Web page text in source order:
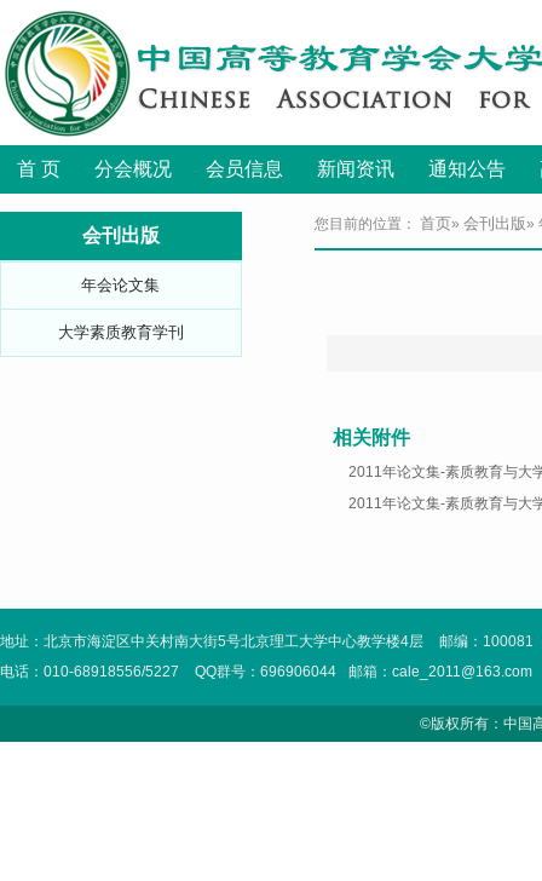
首 页 分会概况 会员信息 新闻资讯 通知公告
会刊出版
年会论文集
大学素质教育学刊
您目前的位置： 首页» 会刊出版»
相关附件
2011年论文集-素质教育与大
2011年论文集-素质教育与大
地址：北京市海淀区中关村南大街5号北京理工大学中心教学楼4层
邮编：100081
电话：010-68918556/5227
QQ群号：696906044 邮箱：cale_2011@163.com
©版权所有：中国